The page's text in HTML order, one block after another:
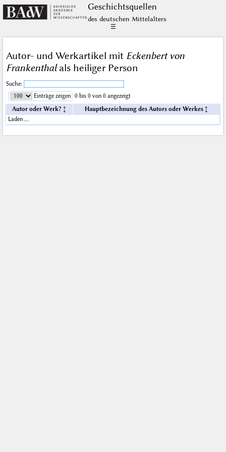
Geschichts­quellen
des deutschen Mittelalters
☰
Autor- und Werkartikel mit Eckenbert von
Frankenthalals heiliger Person
Suche:
Einträge zeigen
0 bis 0 von 0 angezeigt
Autor oder Werk?
Hauptbezeichnung des Autors oder Werkes
Laden …